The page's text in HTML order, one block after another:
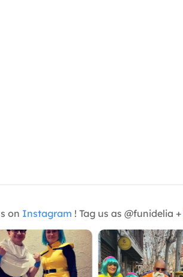
on Instagram ! Tag us as @funidelia +